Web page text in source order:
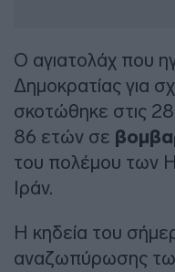
Ο αγιατολάχ που
Δημοκρατίας για
σκοτώθηκε στις
86 ετών σε
του πολέμου των
Ιράν.
Η κηδεία του
αναζωπύρωσης